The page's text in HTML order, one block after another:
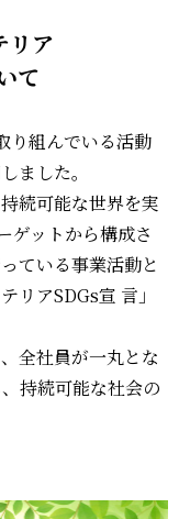
リア
て
り組んでいる活動
ました。
続可能な世界を実
ゲットから構成さ
ている事業活動と
リアSDGs宣 言」
全社員が一丸とな
持続可能な社会の